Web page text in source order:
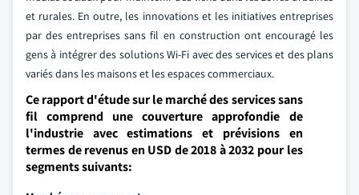
et rurales. En outre, les innovations et les initiatives entreprises
par des entreprises sans fil en construction ont encouragé les
gens à intégrer des solutions Wi-Fi avec des services et des plans
variés dans les maisons et les espaces commerciaux.
Ce rapport d'étude sur le marché des services sans
fil comprend une couverture approfondie de
l'industrie avec estimations et prévisions en
termes de revenus en USD de 2018 à 2032 pour les
segments suivants: